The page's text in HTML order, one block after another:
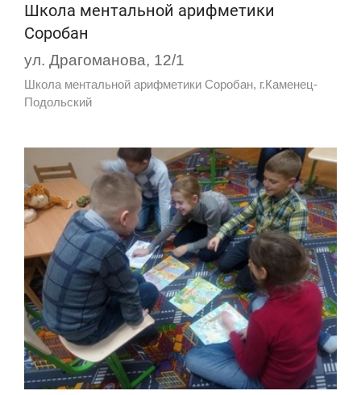
Школа ментальной арифметики
Соробан
ул. Драгоманова, 12/1
Школа ментальной арифметики Соробан, г.Каменец-
Подольский